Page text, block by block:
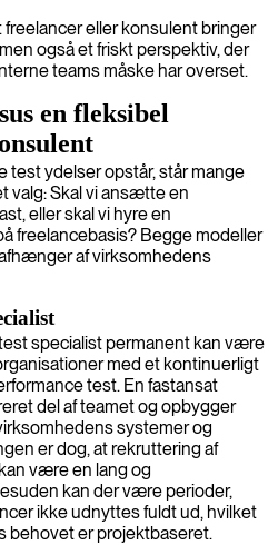
eller konsulent bringer
også et friskt perspektiv, der
teams måske har overset.
en fleksibel
test ydelser opstår, står mange
valg: Skal vi ansætte en
eller skal vi hyre en
freelancebasis? Begge modeller
af virksomhedens
specialist permanent kan være
med et kontinuerligt
test. En fastansat
del af teamet og opbygger
systemer og
er dog, at rekruttering af
være en lang og
kan der være perioder,
ikke udnyttes fuldt ud, hvilket
behovet er projektbaseret.